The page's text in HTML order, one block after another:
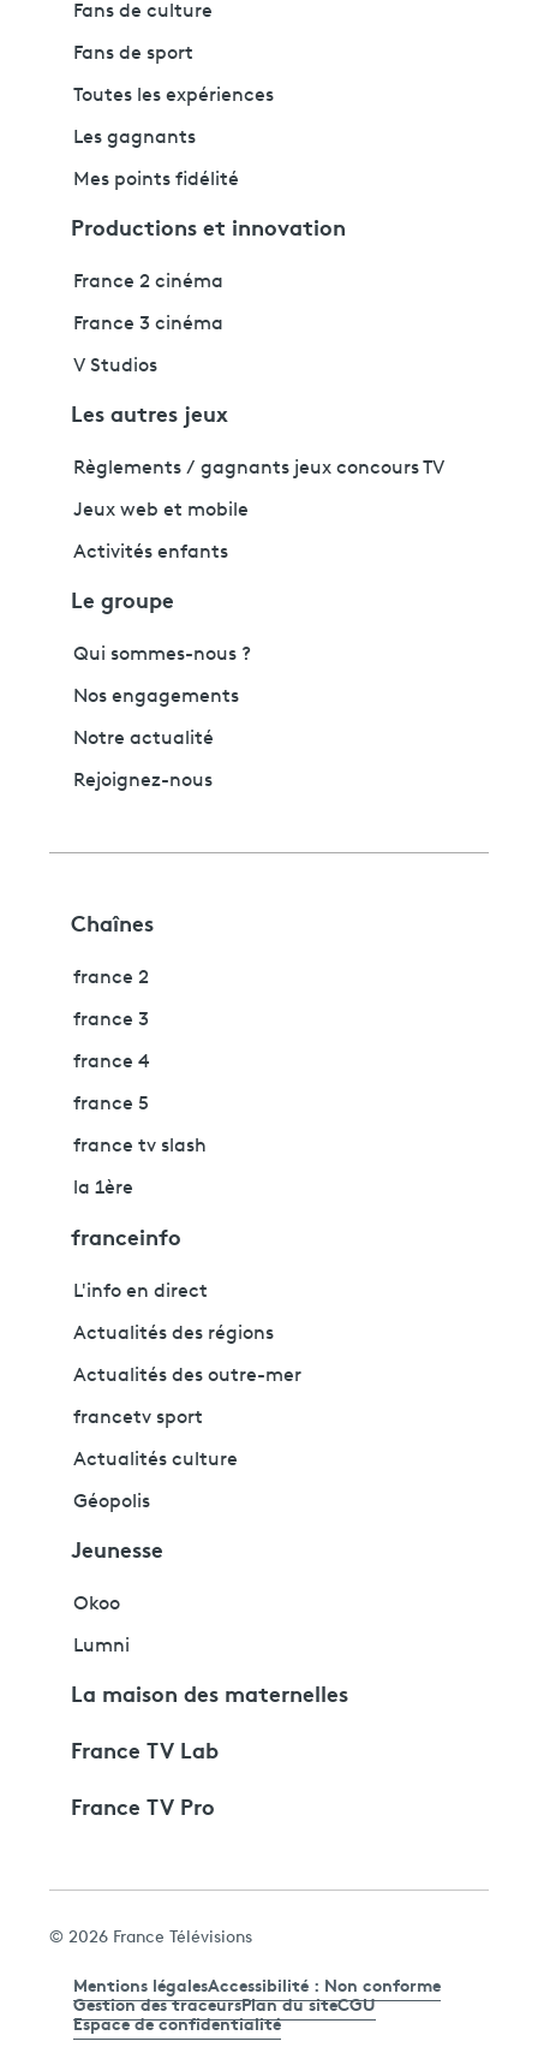
Fans de culture
Fans de sport
Toutes les expériences
Les gagnants
Mes points fidélité
Productions et innovation
France 2 cinéma
France 3 cinéma
V Studios
Les autres jeux
Règlements / gagnants jeux concours TV
Jeux web et mobile
Activités enfants
Le groupe
Qui sommes-nous ?
Nos engagements
Notre actualité
Rejoignez-nous
Chaînes
france 2
france 3
france 4
france 5
france tv slash
la 1ère
franceinfo
L'info en direct
Actualités des régions
Actualités des outre-mer
francetv sport
Actualités culture
Géopolis
Jeunesse
Okoo
Lumni
La maison des maternelles
France TV Lab
France TV Pro
© 2026 France Télévisions
Mentions légalesAccessibilité : Non conforme
Gestion des traceursPlan du siteCGU
Espace de confidentialité